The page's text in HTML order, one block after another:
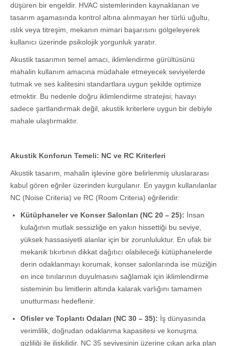
düşüren bir engeldir. HVAC sistemlerinden kaynaklanan ve
tasarım aşamasında kontrol altına alınmayan her türlü uğultu,
ıslık veya titreşim, mekanın mimari başarısını gölgeleyerek
kullanıcı üzerinde psikolojik yorgunluk yaratır.
Akustik tasarımın temel amacı, iklimlendirme gürültüsünü
mahalin kullanım amacına müdahale etmeyecek seviyelerde
tutmak ve ses kalitesini standartlara uygun şekilde optimize
etmektir. Bu nedenle doğru iklimlendirme stratejisi; havayı
sadece şartlandırmak değil, akustik kriterlere uygun bir debiyle
mahale ulaştırmaktır.
Akustik Konforun Temeli: NC ve RC Kriterleri
Akustik tasarım, mahalin işlevine göre belirlenmiş uluslararası
kabul gören eğriler üzerinden kurgulanır. En yaygın kullanılanlar
NC (Noise Criteria) ve RC (Room Criteria) eğrileridir:
Kütüphaneler ve Konser Salonları (NC 20 – 25): İnsan
kulağının mutlak sessizliğe en yakın hissettiği bu seviye,
yüksek hassasiyetli alanlar için bir zorunluluktur. En ufak bir
mekanik tıkırtının dikkat dağıtıcı olabileceği kütüphanelerde
derin odaklanmayı korumak, konser salonlarında ise müziğin
en ince tınılarının duyulmasını sağlamak için iklimlendirme
sisteminin bu limitlerin altında kalarak varlığını tamamen
unutturması hedeflenir.
Ofisler ve Toplantı Odaları (NC 30 – 35): İş dünyasında
verimlilik, doğrudan odaklanma kapasitesi ve konuşma
gizliliği ile ilişkilidir. NC 35 seviyesinin üzerine çıkan arka plan